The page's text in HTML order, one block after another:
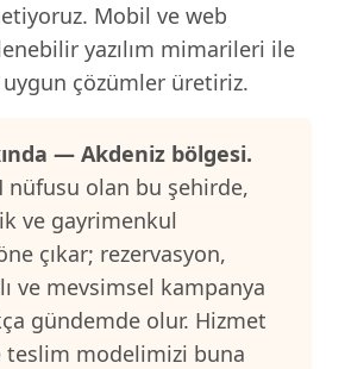
Mobil ve web
yazılım mimarileri ile
çözümler üretiriz.
— Akdeniz bölgesi.
nüfusu olan bu şehirde,
ve gayrimenkul
çıkar; rezervasyon,
ve mevsimsel kampanya
gündemde olur. Hizmet
teslim modelimizi buna